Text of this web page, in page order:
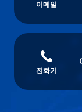
이메일
전화기